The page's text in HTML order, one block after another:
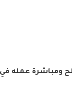
ومباشرة عمله في